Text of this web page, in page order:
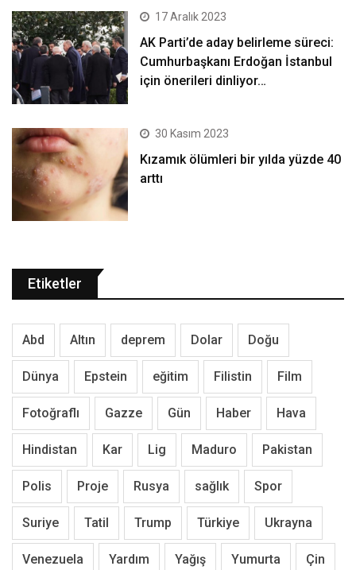
17 Aralık 2023
AK Parti’de aday belirleme süreci:
Cumhurbaşkanı Erdoğan İstanbul
için önerileri dinliyor…
30 Kasım 2023
Kızamık ölümleri bir yılda yüzde 40
arttı
Etiketler
Abd Altın deprem Dolar Doğu
Dünya Epstein eğitim Filistin Film
Fotoğraflı Gazze Gün Haber Hava
Hindistan Kar Lig Maduro Pakistan
Polis Proje Rusya sağlık Spor
Suriye Tatil Trump Türkiye Ukrayna
Venezuela Yardım Yağış Yumurta Çin